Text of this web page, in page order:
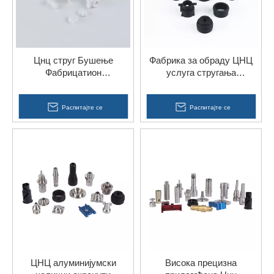
Цнц струг Бушење
Фабрицатион
Акрил ПП Најлон
Пластични делови
Распитајте се
Фабрика за обраду ЦНЦ
услуга стругања
аутомобилску додатну
опрему
Распитајте се
ЦНЦ алуминијумски
Висока прецизна